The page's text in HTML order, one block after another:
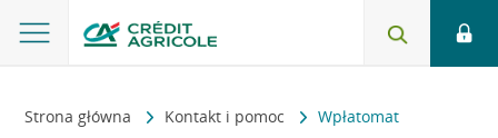
Strona główna Kontakt i pomoc Wpłatomat